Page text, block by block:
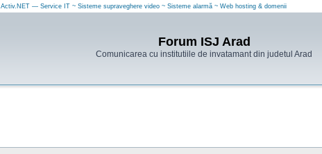
Activ.NET — Service IT ~ Sisteme supraveghere video ~ Sisteme alarmă ~ Web hosting & domenii
Forum ISJ Arad
Comunicarea cu institutiile de invatamant din judetul Arad